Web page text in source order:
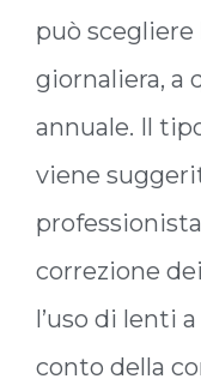
può scegliere
giornaliera, a
annuale. Il
viene
correzione
l’uso di lenti
conto della